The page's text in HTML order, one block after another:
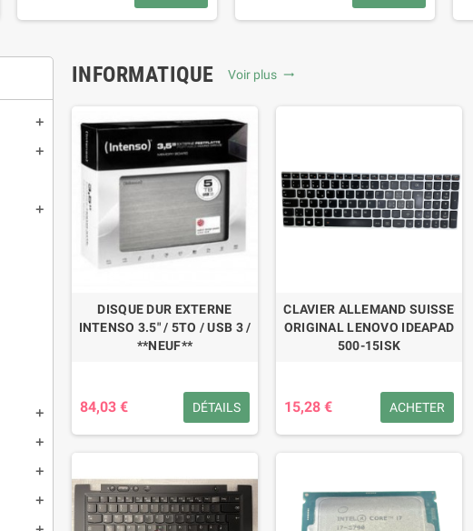
INFORMATIQUE Voir plus trending_flat
DISQUE DUR EXTERNE
INTENSO 3.5" / 5TO / USB 3 /
**NEUF**
84,03 € DÉTAILS
CLAVIER ALLEMAND SUISSE
ORIGINAL LENOVO IDEAPAD
500-15ISK
15,28 € ACHETER